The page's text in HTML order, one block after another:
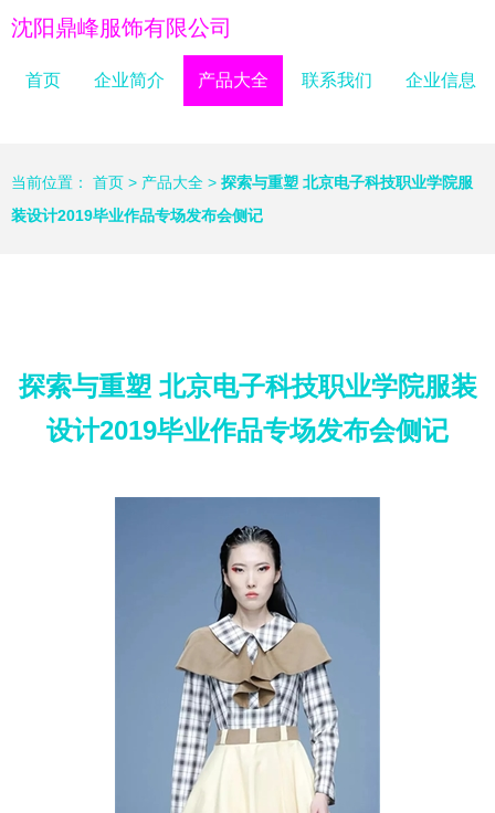
沈阳鼎峰服饰有限公司
首页 企业简介 产品大全 联系我们 企业信息
当前位置： 首页 > 产品大全 > 探索与重塑 北京电子科技职业学院服
装设计2019毕业作品专场发布会侧记
探索与重塑 北京电子科技职业学院服装
设计2019毕业作品专场发布会侧记